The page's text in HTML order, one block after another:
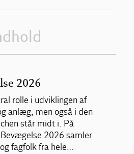
2026
rolle i udviklingen af
anlæg, men også i den
står midt i. På
2026 samler
fagfolk fra hele…